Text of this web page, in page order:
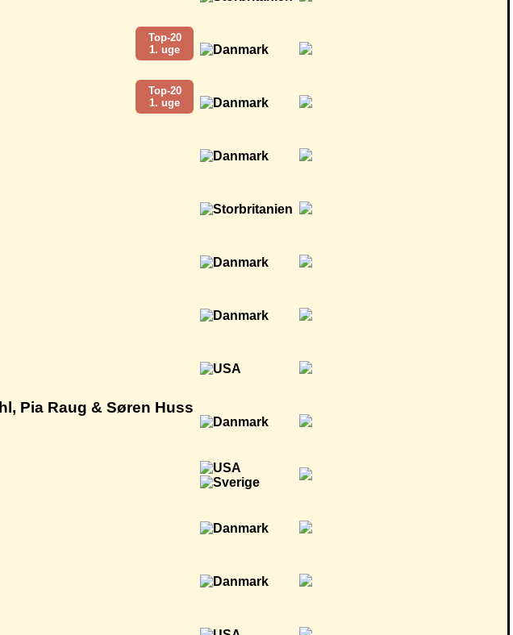
Top-20
1. uge
Top-20
1. uge
Pia Raug & Søren Huss